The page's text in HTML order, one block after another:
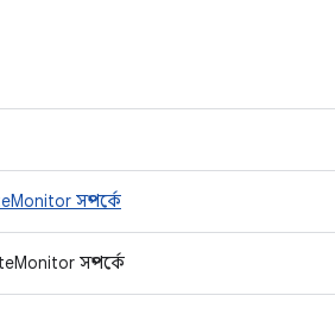
সম্পর্কে
সম্পর্কে